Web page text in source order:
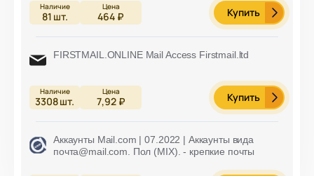
81 шт. 464 ₽ Купить
FIRSTMAIL.ONLINE Mail Access Firstmail.ltd
3308шт. 7,92 ₽ Купить
Аккаунты Mail.com | 07.2022 | Аккаунты вида
почта@mail.com. Пол (MIX). - крепкие почты